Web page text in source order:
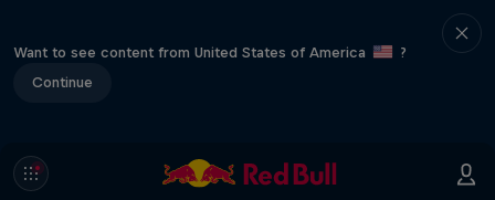
Want to see content from United States of America
?
Continue
Red Bull Batalla Nueva Historia: